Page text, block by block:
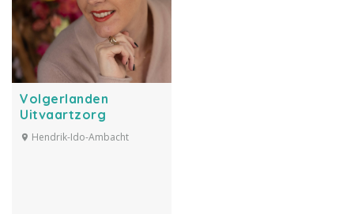
Volgerlanden
Uitvaartzorg
Hendrik-Ido-Ambacht